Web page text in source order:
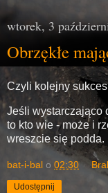
wtorek, 3
Obrzękłe
Czyli kolejny
Jeśli wystarczająco
to kto wie - może i
wreszcie się podda.
bat-i-bal o 02:30
Udostępnij